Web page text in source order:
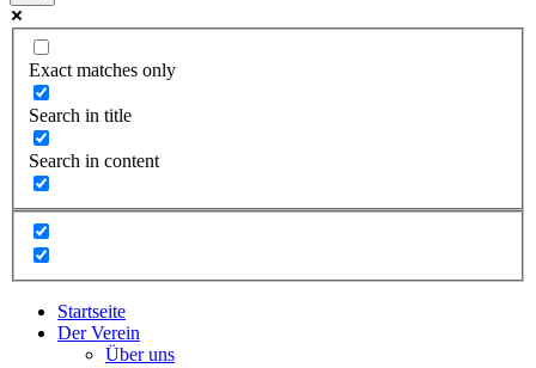
Exact matches only
Search in title
Search in content
Startseite
Der Verein
Über uns